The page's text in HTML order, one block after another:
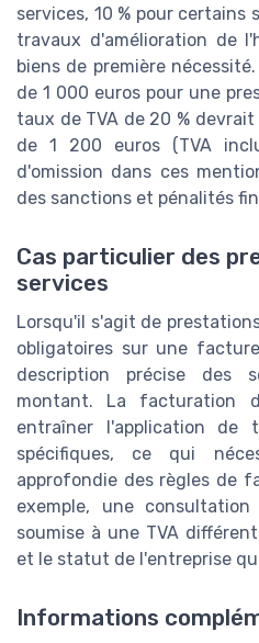
services, 10 % pour
travaux d'amélioration de
biens de première
de 1 000 euros pour une
taux de TVA de 20 %
de 1 200 euros (TVA
d'omission dans ces
des sanctions et pénalités
Cas particulier des
services
Lorsqu'il s'agit de
obligatoires sur une
description précise des
montant. La facturation
entraîner l'application de
spécifiques, ce qui
approfondie des règles de
exemple, une
soumise à une TVA
et le statut de l'entreprise
Informations